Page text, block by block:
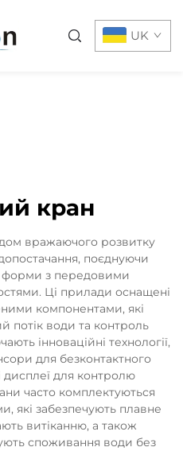
UK
кран
вражаючого розвитку
поєднуючи
форми з передовими
Ці прилади оснащені
компонентами, які
потік води та контроль
інноваційні технології,
для безконтактного
для контролю
часто комплектуються
які забезпечують плавне
витіканню, а також
споживання води без